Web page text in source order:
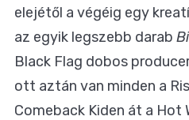
elejétől a végéig egy
az egyik legszebb darab
Black Flag dobos
ott aztán van minden a
Comeback Kiden át a Hot